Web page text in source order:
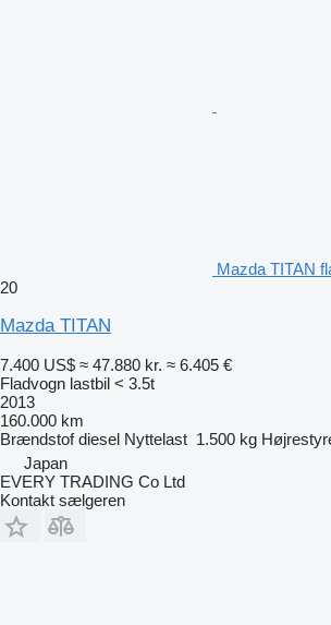
Mazda TITAN
20
Mazda TITAN
7.400 US$ ≈ 47.880 kr. ≈ 6.405 €
Fladvogn lastbil < 3.5t
2013
160.000 km
Brændstof diesel Nyttelast 1.500 kg
Japan
EVERY TRADING Co Ltd
Kontakt sælgeren